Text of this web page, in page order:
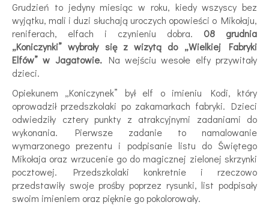
Grudzień to jedyny miesiąc w roku, kiedy wszyscy bez
wyjątku, mali i duzi słuchają uroczych opowieści o Mikołaju,
reniferach, elfach i czynieniu dobra. 08 grudnia
„Koniczynki” wybrały się z wizytą do „Wielkiej Fabryki
Elfów” w Jagatowie.Na wejściu wesołe elfy przywitały
dzieci.
Opiekunem „Koniczynek” był elf o imieniu Kodi, który
oprowadził przedszkolaki po zakamarkach fabryki. Dzieci
odwiedziły cztery punkty z atrakcyjnymi zadaniami do
wykonania. Pierwsze zadanie to namalowanie
wymarzonego prezentu i podpisanie listu do Świętego
Mikołaja oraz wrzucenie go do magicznej zielonej skrzynki
pocztowej. Przedszkolaki konkretnie i rzeczowo
przedstawiły swoje prośby poprzez rysunki, list podpisały
swoim imieniem oraz pięknie go pokolorowały.